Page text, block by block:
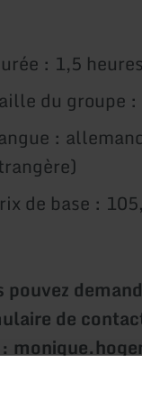
: 1,5 heures
du groupe
:
de base :
pouvez
de